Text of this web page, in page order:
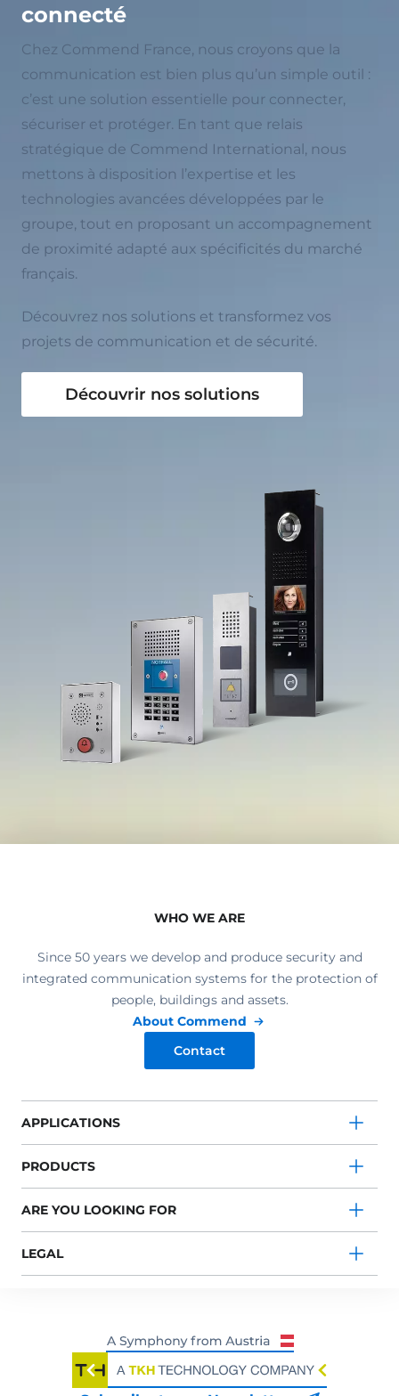
connecté
Chez Commend France, nous croyons que la
communication est bien plus qu’un simple outil :
c’est une solution essentielle pour connecter,
sécuriser et protéger. En tant que relais
stratégique de Commend International, nous
mettons à disposition l’expertise et les
technologies avancées développées par le
groupe, tout en proposant un accompagnement
de proximité adapté aux spécificités du marché
français.
Découvrez nos solutions et transformez vos
projets de communication et de sécurité.
Découvrir nos solutions
WHO WE ARE
Since 50 years we develop and produce security and
integrated communication systems for the protection of
people, buildings and assets.
About Commend
Contact
APPLICATIONS
PRODUCTS
ARE YOU LOOKING FOR
LEGAL